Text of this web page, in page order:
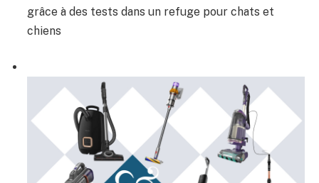
grâce à des tests dans un refuge pour chats et
chiens